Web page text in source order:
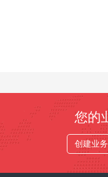
您的
创建业务